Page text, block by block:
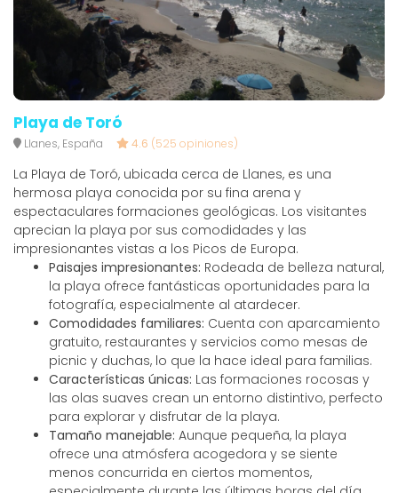
Playa de Toró
Llanes, España 4.6 (525 opiniones)
La Playa de Toró, ubicada cerca de Llanes, es una
hermosa playa conocida por su fina arena y
espectaculares formaciones geológicas. Los visitantes
aprecian la playa por sus comodidades y las
impresionantes vistas a los Picos de Europa.
Paisajes impresionantes: Rodeada de belleza natural,
la playa ofrece fantásticas oportunidades para la
fotografía, especialmente al atardecer.
Comodidades familiares: Cuenta con aparcamiento
gratuito, restaurantes y servicios como mesas de
picnic y duchas, lo que la hace ideal para familias.
Características únicas: Las formaciones rocosas y
las olas suaves crean un entorno distintivo, perfecto
para explorar y disfrutar de la playa.
Tamaño manejable: Aunque pequeña, la playa
ofrece una atmósfera acogedora y se siente
menos concurrida en ciertos momentos,